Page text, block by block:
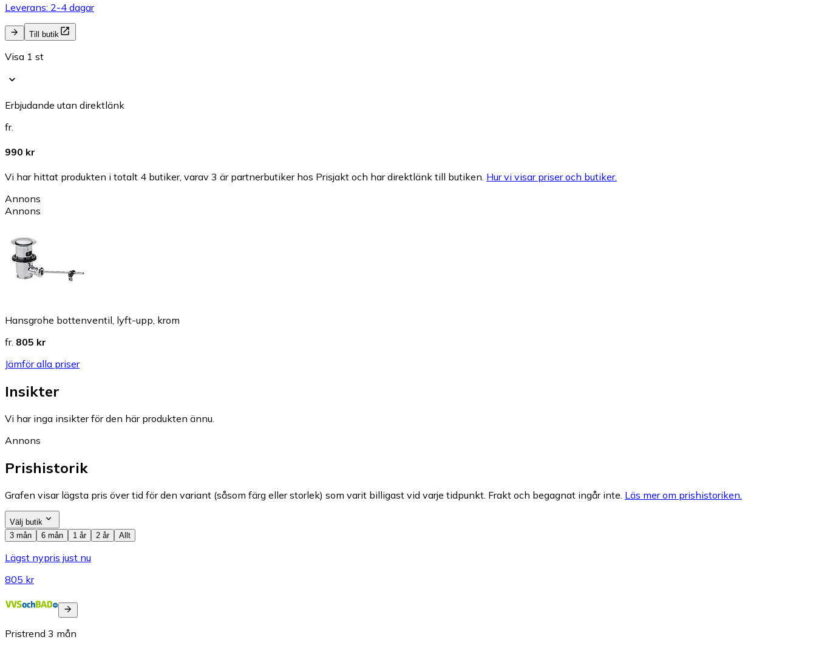
Leverans: 2-4 dagar
Till butik
Visa 1 st
Erbjudande utan direktlänk
fr.
990 kr
Vi har hittat produkten i totalt 4 butiker, varav 3 är partnerbutiker hos Prisjakt och har direktlänk till butiken. Hur vi visar priser och butiker.
Annons
Annons
Hansgrohe bottenventil, lyft-upp, krom
fr. 805 kr
Jämför alla priser
Insikter
Vi har inga insikter för den här produkten ännu.
Annons
Prishistorik
Grafen visar lägsta pris över tid för den variant (såsom färg eller storlek) som varit billigast vid varje tidpunkt. Frakt och begagnat ingår inte. Läs mer om prishistoriken.
Välj butik
3 mån
6 mån 1 år 2 år Allt
Lägst nypris just nu
805 kr
Pristrend 3 mån